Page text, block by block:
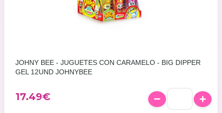
JOHNY BEE - JUGUETES CON CARAMELO - BIG DIPPER
GEL 12UND JOHNYBEE
17.49€